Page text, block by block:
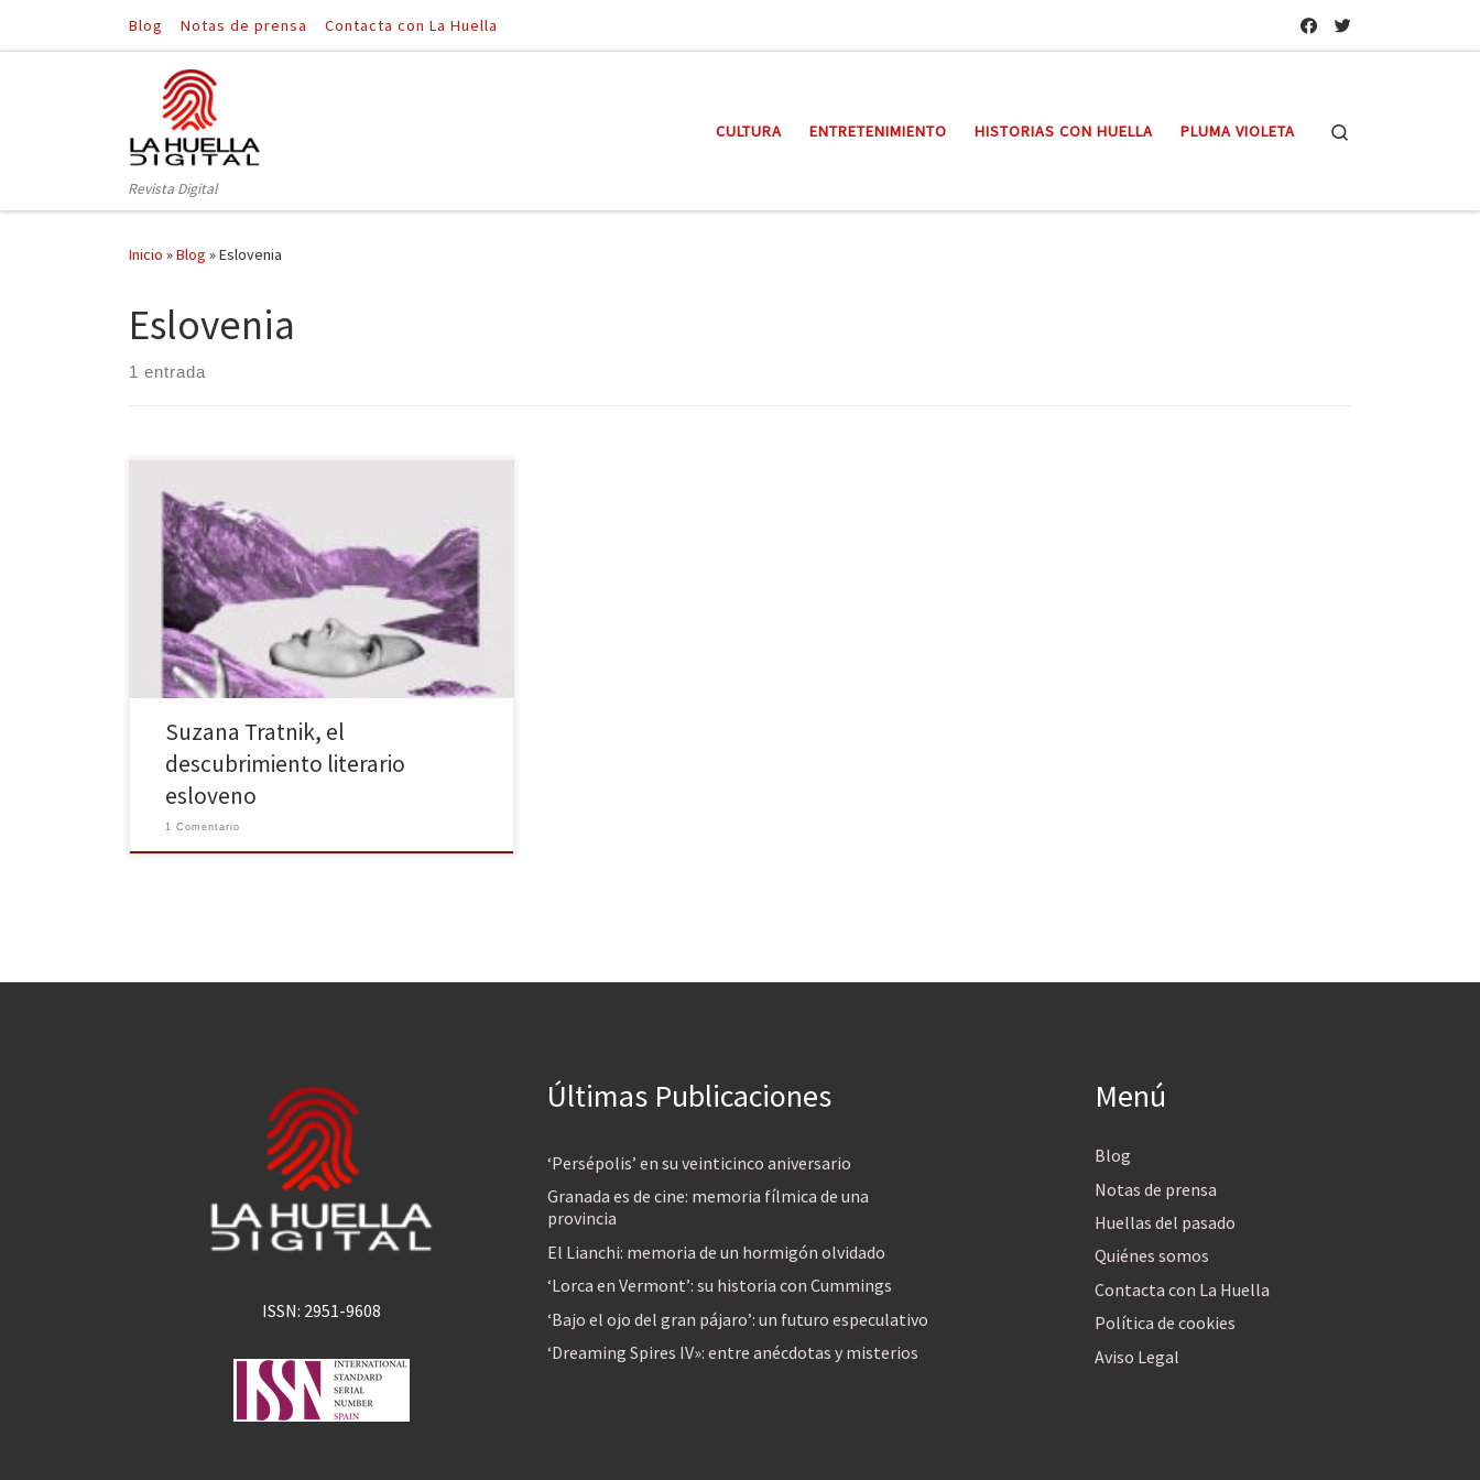
Saltar al contenido
Blog Notas de prensa Contacta con La Huella
Revista Digital
CULTURA ENTRETENIMIENTO HISTORIAS CON HUELLA PLUMA VIOLETA
Inicio »Blog »Eslovenia
Eslovenia
1 entrada
Dos Bigotes incluye en su colección a dos autores
eslovenos muy reconocidos en su país de origen:
Suzana Tratnik con Posiciones geográficas y Brane
Mozetič con Pasión. En esta ocasión, nos ocuparemos
de Tratnik, escritora, traductora, publicista y activista
lesbiana que ya ha publicado, con alabanzas de la
crítica, varias […]
Suzana Tratnik, el
descubrimiento literario
esloveno
1 Comentario
ISSN: 2951-9608
Últimas Publicaciones
‘Persépolis’ en su veinticinco aniversario
Granada es de cine: memoria fílmica de una
provincia
El Lianchi: memoria de un hormigón olvidado
‘Lorca en Vermont’: su historia con Cummings
‘Bajo el ojo del gran pájaro’: un futuro especulativo
‘Dreaming Spires IV»: entre anécdotas y misterios
Menú
Blog
Notas de prensa
Huellas del pasado
Quiénes somos
Contacta con La Huella
Política de cookies
Aviso Legal